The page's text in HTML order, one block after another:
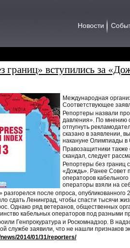
Новости
границ» вступились за
Международная
Соответствующее
Репортеры назвали
давления». По мнению
отпугнуть
сказано в заявлении,
накануне Олимпиады в
Правозащитники также
скандал, следует
Репортеры без границ
«Дождь». Ранее Совет
операторов
операторы взяли на
разгорелся после опроса,
сдать Ленинград, чтобы спасти тысячи
Однако ряд ветеранов, общественных
кабельных операторов под разными
Генпрокуратура и Роскомнадзор. В
службе заявили, что не нашли признаков
2014/01/31/reporters/